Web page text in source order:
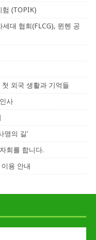
험 (TOPIK)
대 협회(FLCG), 뮌헨 공
외국 생활과 기억들
사
명의 길’
회를 합니다.
용 안내